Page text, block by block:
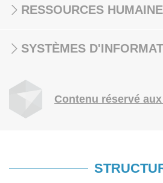
RESSOURCES
SYSTÈMES
Contenu réservé